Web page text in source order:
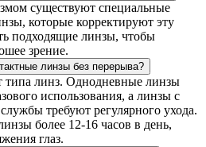
существуют специальные
которые корректируют эту
подходящие линзы, чтобы
зрение.
линзы без перерыва?
типа линз. Однодневные линзы
использования, а линзы с
требуют регулярного ухода.
более 12-16 часов в день,
глаз.